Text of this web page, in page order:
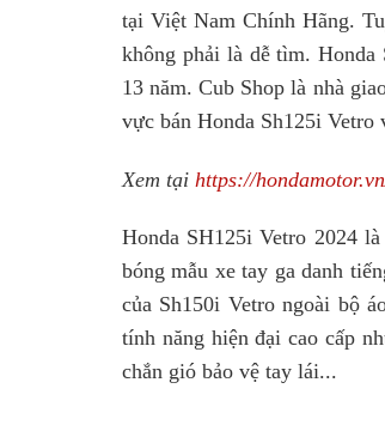
tại Việt Nam Chính Hãng.
không phải là dễ tìm.
13 năm. Cub Shop là nhà
vực bán Honda Sh125i Vetro
Xem tại https://
Honda SH125i Vetro 2024
bóng mẫu xe tay ga danh
của Sh150i Vetro ngoài bộ
tính năng hiện đại cao cấp
chắn gió bảo vệ tay lái...